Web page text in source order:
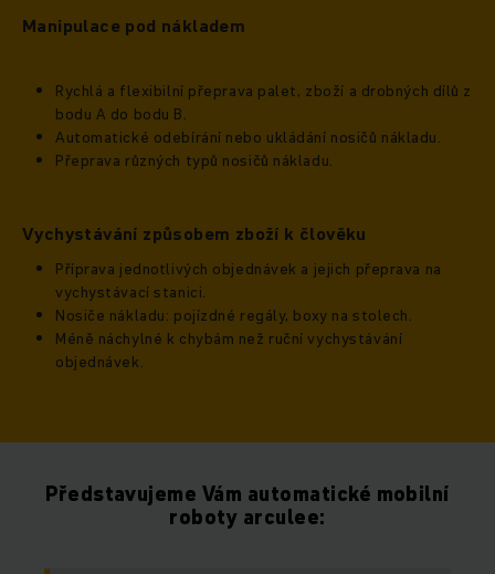
Manipulace pod nákladem
Rychlá a flexibilní přeprava palet, zboží a drobných dílů z
bodu A do bodu B.
Automatické odebírání nebo ukládání nosičů nákladu.
Přeprava různých typů nosičů nákladu.
Vychystávání způsobem zboží k člověku
Příprava jednotlivých objednávek a jejich přeprava na
vychystávací stanici.
Nosiče nákladu: pojízdné regály, boxy na stolech.
Méně náchylné k chybám než ruční vychystávání
objednávek.
Představujeme Vám automatické mobilní
roboty arculee: